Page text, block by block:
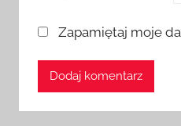
Zapamiętaj moje